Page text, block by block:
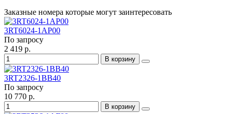
Заказные номера которые могут заинтересовать
3RT6024-1AP00
По запросу
2 419 р.
В корзину
3RT2326-1BB40
По запросу
10 770 р.
В корзину